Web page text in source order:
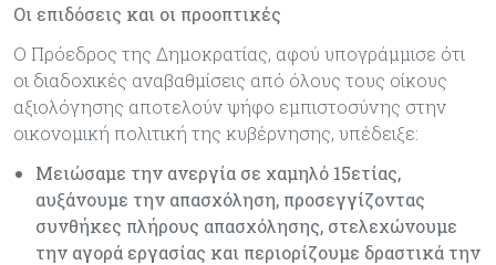
Οι επιδόσεις και οι προοπτικές
Ο Πρόεδρος της Δημοκρατίας, αφού υπογράμμισε ότι
οι διαδοχικές αναβαθμίσεις από όλους τους οίκους
αξιολόγησης αποτελούν ψήφο εμπιστοσύνης στην
οικονομική πολιτική της κυβέρνησης, υπέδειξε:
Μειώσαμε την ανεργία σε χαμηλό 15ετίας,
αυξάνουμε την απασχόληση, προσεγγίζοντας
συνθήκες πλήρους απασχόλησης, στελεχώνουμε
την αγορά εργασίας και περιορίζουμε δραστικά την